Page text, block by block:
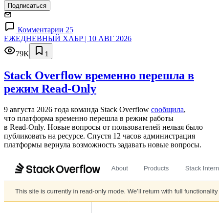
Подписаться
Комментарии 25
ЕЖЕДНЕВНЫЙ ХАБР | 10 АВГ 2026
79K
1
Stack Overflow временно перешла в
режим Read-Only
9 августа 2026 года команда Stack Overflow сообщила,
что платформа временно перешла в режим работы
в Read‑Only. Новые вопросы от пользователей нельзя было
публиковать на ресурсе. Спустя 12 часов администрация
платформы вернула возможность задавать новые вопросы.